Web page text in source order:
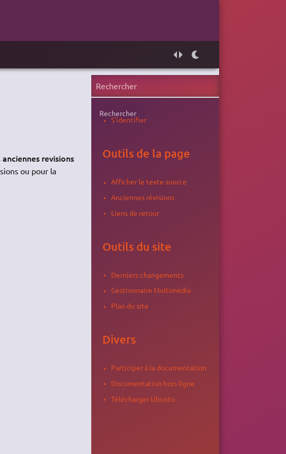
anciennes revisions
ou pour la
Rechercher
S'identifier
Outils de la page
Afficher le texte source
Anciennes révisions
Liens de retour
Outils du site
Derniers changements
Gestionnaire Multimédia
Plan du site
Divers
Participer à la documentation
Documentation hors ligne
Télécharger Ubuntu